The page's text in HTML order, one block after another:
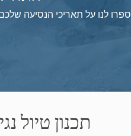
ספרו לנו על תאריכי הנסיעה
תכנון טיול